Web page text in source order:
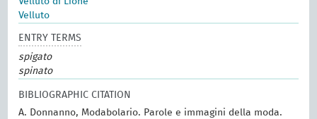
Velluto
ENTRY TERMS
spigato
spinato
BIBLIOGRAPHIC CITATION
A. Donnanno, Modabolario. Parole e immagini della moda.